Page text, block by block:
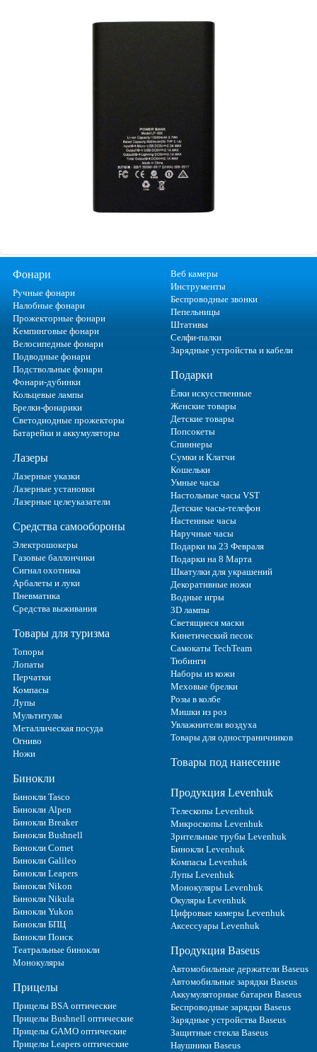
Фонари
Ручные фонари
Налобные фонари
Прожекторные фонари
Кемпинговые фонари
Велосипедные фонари
Подводные фонари
Подствольные фонари
Фонари-дубинки
Кольцевые лампы
Брелки-фонарики
Светодиодные прожекторы
Батарейки и аккумуляторы
Лазеры
Лазерные указки
Лазерные установки
Лазерные целеуказатели
Средства самообороны
Электрошокеры
Газовые баллончики
Сигнал охотника
Арбалеты и луки
Пневматика
Средства выживания
Товары для туризма
Топоры
Лопаты
Перчатки
Компасы
Лупы
Мультитулы
Металлическая посуда
Огниво
Ножи
Бинокли
Бинокли Tasco
Бинокли Alpen
Бинокли Breaker
Бинокли Bushnell
Бинокли Comet
Бинокли Galileo
Бинокли Leapers
Бинокли Nikon
Бинокли Nikula
Бинокли Yukon
Бинокли БПЦ
Бинокли Поиск
Театральные бинокли
Монокуляры
Прицелы
Прицелы BSA оптические
Прицелы Bushnell оптические
Прицелы GAMO оптические
Прицелы Leapers оптические
Веб камеры
Инструменты
Беспроводные звонки
Пепельницы
Штативы
Селфи-палки
Зарядные устройства и кабели
Подарки
Ёлки искусственные
Женские товары
Детские товары
Попсокеты
Спиннеры
Сумки и Клатчи
Кошельки
Умные часы
Настольные часы VST
Детские часы-телефон
Настенные часы
Наручные часы
Подарки на 23 Февраля
Подарки на 8 Марта
Шкатулки для украшений
Декоративные ножи
Водные игры
3D лампы
Светящиеся маски
Кинетический песок
Самокаты TechTeam
Тюбинги
Наборы из кожи
Меховые брелки
Розы в колбе
Мишки из роз
Увлажнители воздуха
Товары для одностраничников
Товары под нанесение
Продукция Levenhuk
Телескопы Levenhuk
Микроскопы Levenhuk
Зрительные трубы Levenhuk
Бинокли Levenhuk
Компасы Levenhuk
Лупы Levenhuk
Монокуляры Levenhuk
Окуляры Levenhuk
Цифровые камеры Levenhuk
Аксессуары Levenhuk
Продукция Baseus
Автомобильные держатели Baseus
Автомобильные зарядки Baseus
Аккумуляторные батареи Baseus
Беспроводные зарядки Baseus
Зарядные устройства Baseus
Защитные стекла Baseus
Наушники Baseus